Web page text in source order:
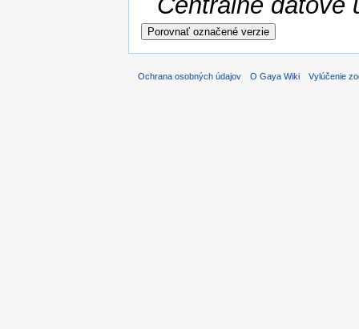
Ochrana osobných údajov O Gaya Wiki Vylúčenie